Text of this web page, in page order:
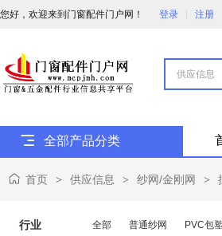
您好，欢迎来到门窗配件门户网！ 登录 注册
全部产品分类
首页 > 供应信息 > 纱网/金刚网 >
行业 全部 普通纱网 PVC包